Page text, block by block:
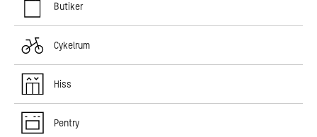
Butiker
Cykelrum
Hiss
Pentry